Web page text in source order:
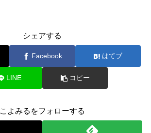
シェアする
Facebook はてブ
LINE コピー
こよみるをフォローする